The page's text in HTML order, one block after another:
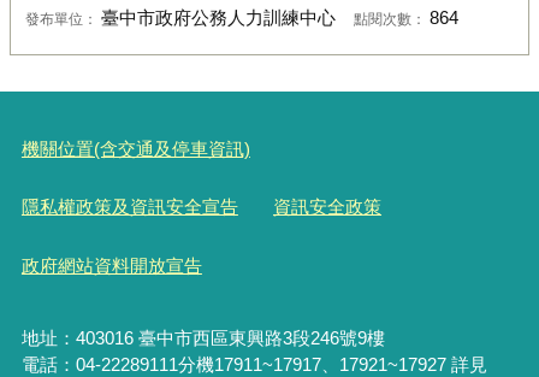
發布單位： 臺中市政府公務人力訓練中心 點閱次數： 864
機關位置(含交通及停車資訊)
隱私權政策及資訊安全宣告 資訊安全政策
政府網站資料開放宣告
地址：403016 臺中市西區東興路3段246號9樓
電話：04-22289111分機17911~17917、17921~17927 詳見